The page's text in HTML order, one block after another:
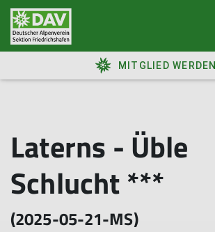
MITGLIED WERDEN
Laterns - Üble
Schlucht ***
(2025-05-21-MS)